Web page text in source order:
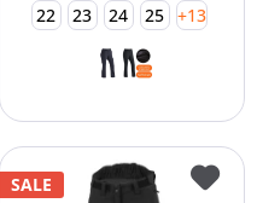
22 23 24 25 +13
SALE